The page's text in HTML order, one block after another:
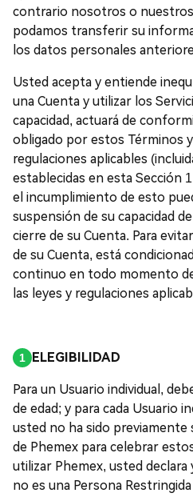
contrario nosotros o
podamos transferir su
los datos personales
Usted acepta y entiende
una Cuenta y utilizar los
capacidad, actuará de
obligado por estos Términos
regulaciones aplicables
establecidas en esta Sección
el incumplimiento de esto
suspensión de su capacidad
cierre de su Cuenta. Para
de su Cuenta, está
continuo en todo momento
las leyes y regulaciones
ELEGIBILIDAD
Para un Usuario individual,
de edad; y para cada Usuario
usted no ha sido previamente
de Phemex para celebrar
utilizar Phemex, usted declara
no es una Persona